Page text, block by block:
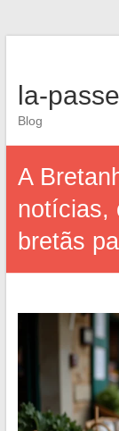
la-
Blog
A
notícias,
bretãs